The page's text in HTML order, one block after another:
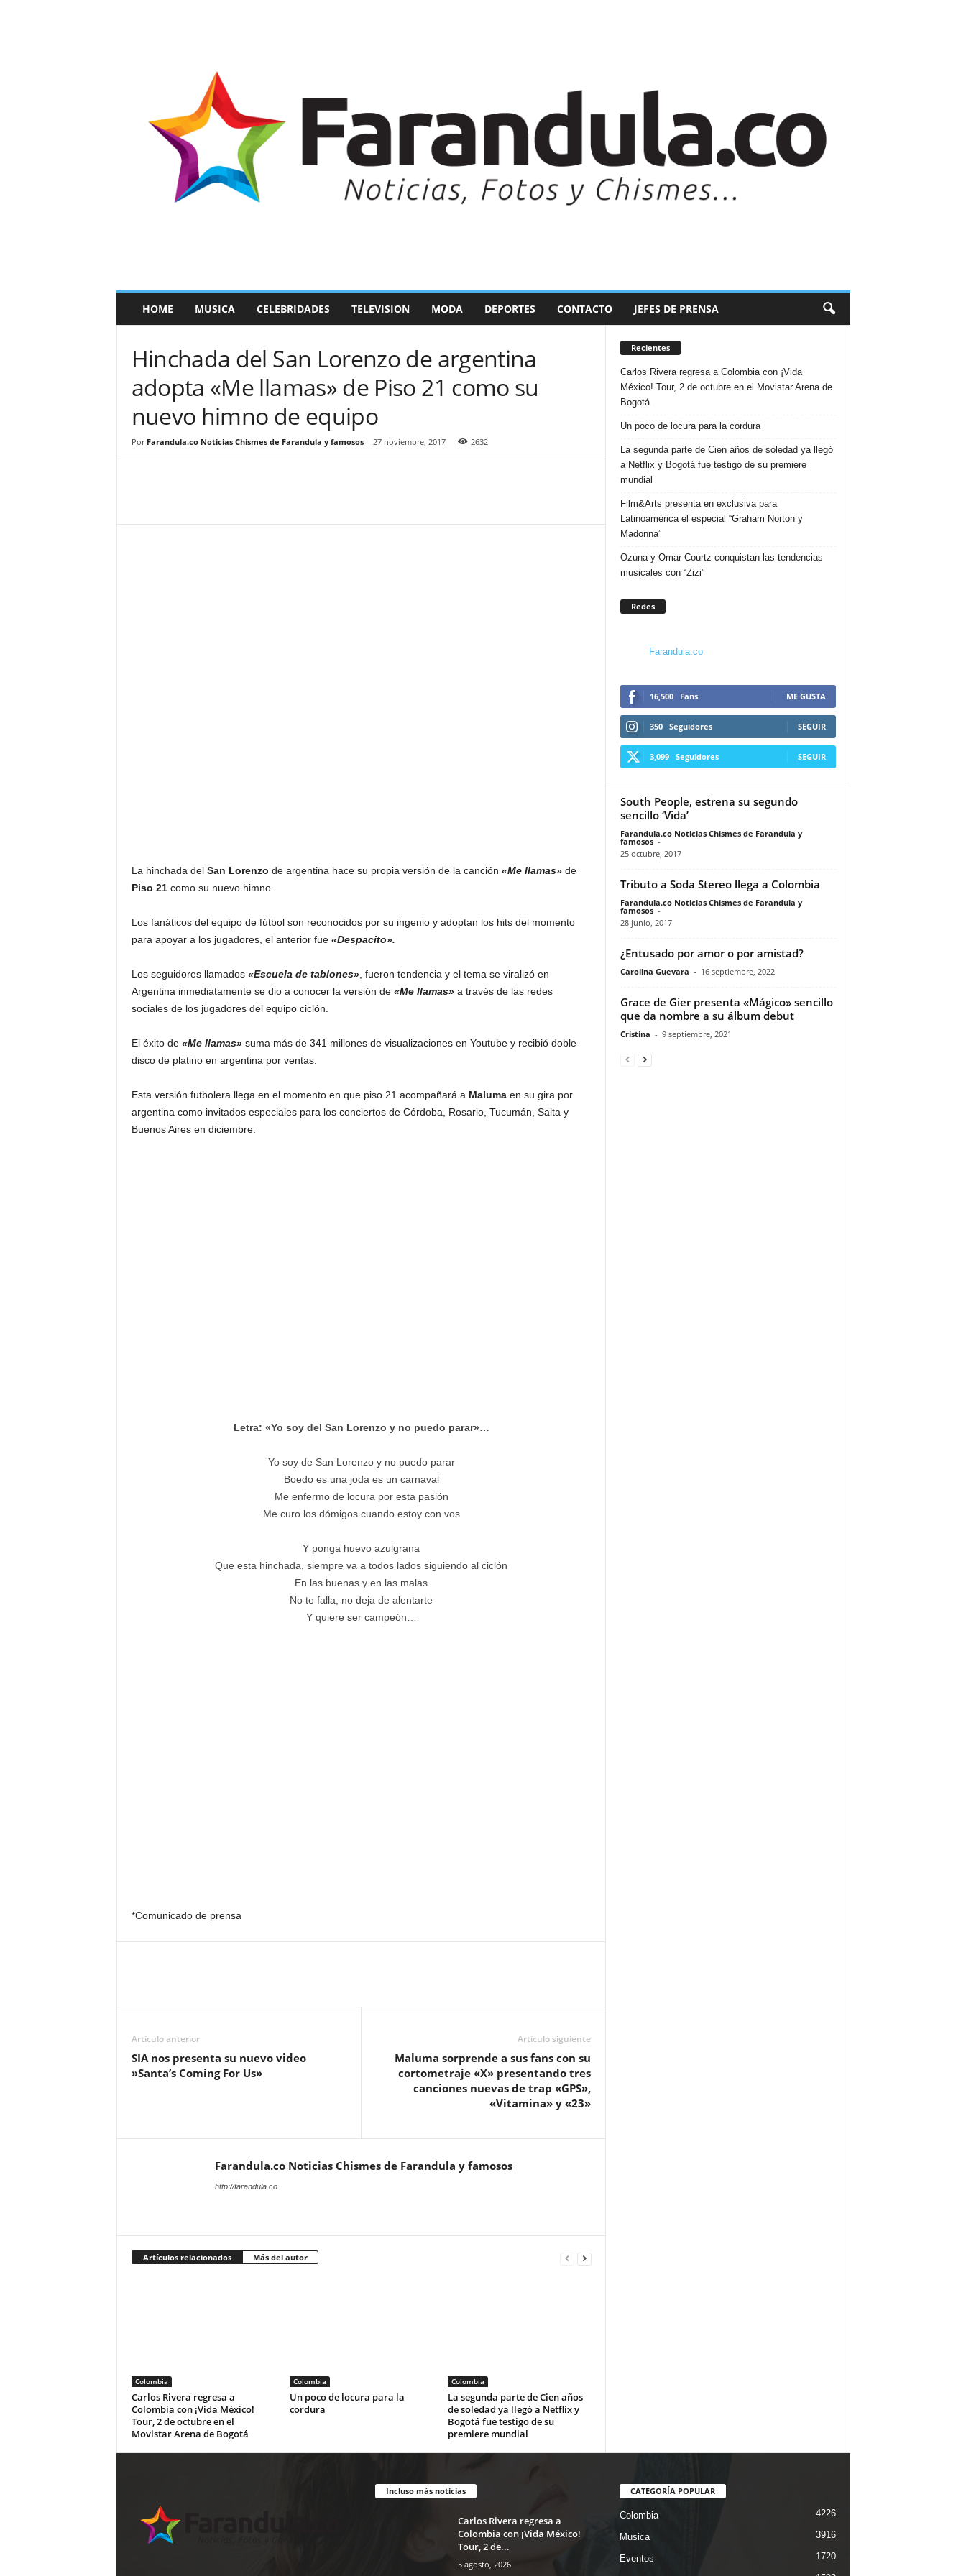
a
t
HOME MUSICA CELEBRIDADES TELEVISION MODA DEPORTES CONTACTO JEFES DE PRENSA
Hinchada del San Lorenzo de argentina
adopta «Me llamas» de Piso 21 como su
nuevo himno de equipo
Por Farandula.co Noticias Chismes de Farandula y famosos- 27 noviembre, 2017 2632
La hinchada del San Lorenzo de argentina hace su propia versión de la canción «Me llamas» de
Piso 21como su nuevo himno.
Los fanáticos del equipo de fútbol son reconocidos por su ingenio y adoptan los hits del momento
para apoyar a los jugadores, el anterior fue «Despacito».
Los seguidores llamados «Escuela de tablones», fueron tendencia y el tema se viralizó en
Argentina inmediatamente se dio a conocer la versión de «Me llamas»a través de las redes
sociales de los jugadores del equipo ciclón.
El éxito de «Me llamas» suma más de 341 millones de visualizaciones en Youtube y recibió doble
disco de platino en argentina por ventas.
Esta versión futbolera llega en el momento en que piso 21 acompañará a Malumaen su gira por
argentina como invitados especiales para los conciertos de Córdoba, Rosario, Tucumán, Salta y
Buenos Aires en diciembre.
Letra: «Yo soy del San Lorenzo y no puedo parar»…
Yo soy de San Lorenzo y no puedo parar
Boedo es una joda es un carnaval
Me enfermo de locura por esta pasión
Me curo los dómigos cuando estoy con vos
Y ponga huevo azulgrana
Que esta hinchada, siempre va a todos lados siguiendo al ciclón
En las buenas y en las malas
No te falla, no deja de alentarte
Y quiere ser campeón…
*Comunicado de prensa
Artículo anterior
SIA nos presenta su nuevo video
»Santa’s Coming For Us»
Artículo siguiente
Maluma sorprende a sus fans con su
cortometraje «X» presentando tres
canciones nuevas de trap «GPS»,
«Vitamina» y «23»
Farandula.co Noticias Chismes de Farandula y famosos
http://farandula.co
Artículos relacionados Más del autor
Colombia
Carlos Rivera regresa a
Colombia con ¡Vida México!
Tour, 2 de octubre en el
Movistar Arena de Bogotá
Colombia
Un poco de locura para la
cordura
Colombia
La segunda parte de Cien años
de soledad ya llegó a Netflix y
Bogotá fue testigo de su
premiere mundial
Recientes
Carlos Rivera regresa a Colombia con ¡Vida
México! Tour, 2 de octubre en el Movistar Arena de
Bogotá
Un poco de locura para la cordura
La segunda parte de Cien años de soledad ya llegó
a Netflix y Bogotá fue testigo de su premiere
mundial
Film&Arts presenta en exclusiva para
Latinoamérica el especial “Graham Norton y
Madonna”
Ozuna y Omar Courtz conquistan las tendencias
musicales con “Zizi”
Redes
Farandula.co
16,500 Fans ME GUSTA
350 Seguidores SEGUIR
3,099 Seguidores SEGUIR
South People, estrena su segundo
sencillo ‘Vida’
Farandula.co Noticias Chismes de Farandula y
famosos -
25 octubre, 2017
Tributo a Soda Stereo llega a Colombia
Farandula.co Noticias Chismes de Farandula y
famosos -
28 junio, 2017
¿Entusado por amor o por amistad?
Carolina Guevara - 16 septiembre, 2022
Grace de Gier presenta «Mágico» sencillo
que da nombre a su álbum debut
Cristina - 9 septiembre, 2021
Incluso más noticias
Carlos Rivera regresa a
Colombia con ¡Vida México!
Tour, 2 de...
5 agosto, 2026
CATEGORÍA POPULAR
Colombia 4226
Musica 3916
Eventos 1720